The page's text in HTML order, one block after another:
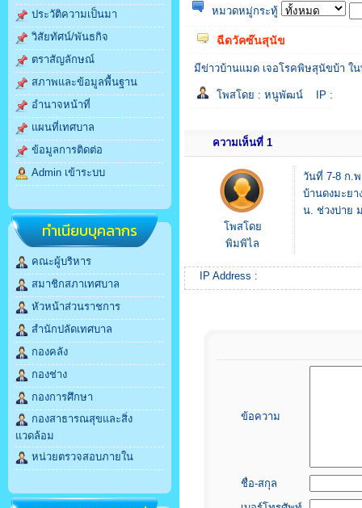
ประวัติความเป็นมา
วิสัยทัศน์/พันธกิจ
ตราสัญลักษณ์
สภาพและข้อมูลพื้นฐาน
อำนาจหน้าที่
แผนที่เทศบาล
ข้อมูลการติดต่อ
Admin เข้าระบบ
ทำเนียบบุคลากร
คณะผู้บริหาร
สมาชิกสภาเทศบาล
หัวหน้าส่วนราชการ
สำนักปลัดเทศบาล
กองคลัง
กองช่าง
กองการศึกษา
กองสาธารณสุขและสิ่ง
แวดล้อม
หน่วยตรวจสอบภายใน
หมวดหมู่กระทู้
ฉีดวัคซ๊นสุนัข
มีข่าวบ้านแมด เจอโรคพิษสุนัขบ้า ใน
โพสโดย : หนูพัฒน์ IP :
ความเห็นที่ 1
โพสโดย
พิมพิไล
วันที่ 7-8 ก.พ
บ้านดงมะยา
น. ช่วงบ่าย
IP Address :
ข้อความ
ชื่อ-สกุล